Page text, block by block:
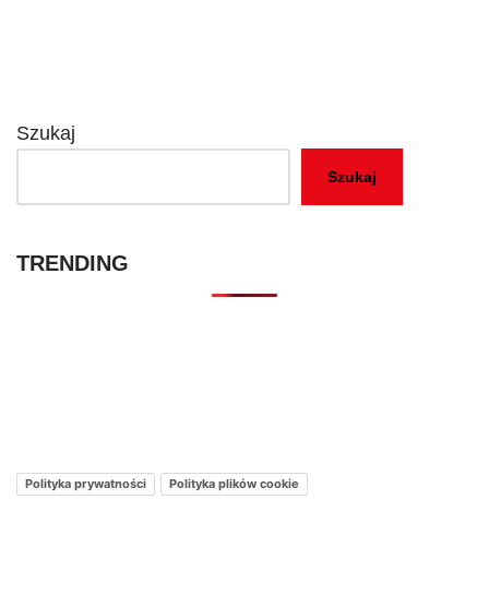
Szukaj
Szukaj
TRENDING
Polityka prywatności Polityka plików cookie